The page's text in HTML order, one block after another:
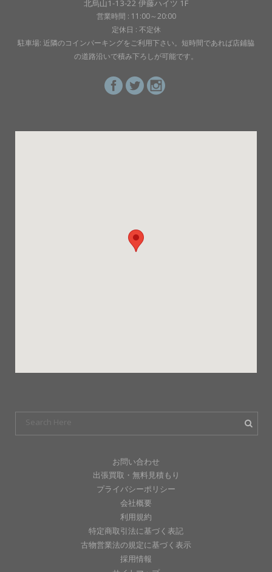
北烏山1-13-22 伊藤ハイツ 1F
営業時間 : 11:00～20:00
定休日 : 不定休
駐車場: 近隣のコインパーキングをご利用下さい。短時間であれば店鋪脇
の道路沿いで積み下ろしが可能です。
お問い合わせ
出張買取・無料見積もり
プライバシーポリシー
会社概要
利用規約
特定商取引法に基づく表記
古物営業法の規定に基づく表示
採用情報